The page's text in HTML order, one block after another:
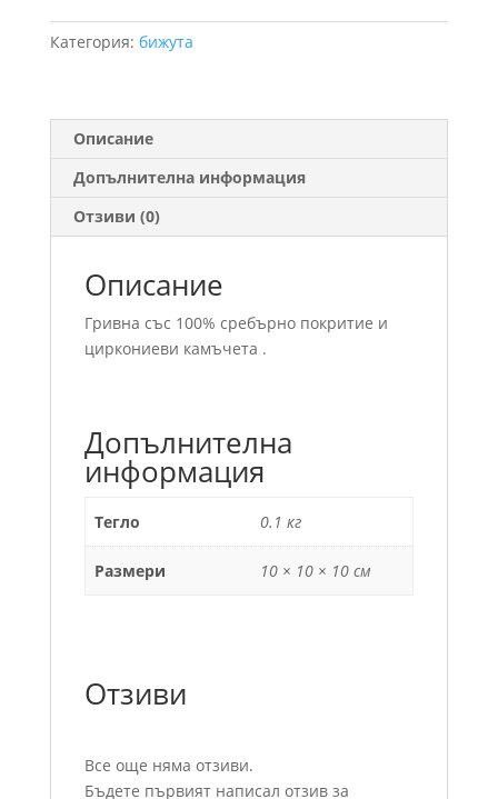
Категория: бижута
Описание
Допълнителна информация
Отзиви (0)
Описание
Гривна със 100% сребърно покритие и
циркониеви камъчета .
Допълнителна
информация
Тегло 0.1 кг
Размери 10 × 10 × 10 см
Отзиви
Все още няма отзиви.
Бъдете първият написал отзив за